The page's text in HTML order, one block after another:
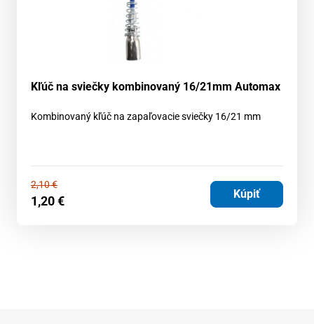
Kľúč na sviečky kombinovaný 16/21mm Automax
Kombinovaný kľúč na zapaľovacie sviečky 16/21 mm
2,10€
1,20€ Kúpiť